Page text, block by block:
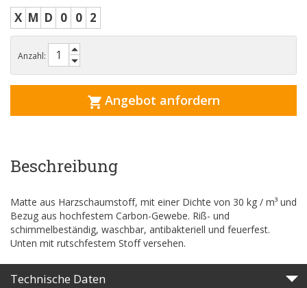
X M D 0 0 2
Anzahl:
Angebot anfordern
Beschreibung
Matte aus Harzschaumstoff, mit einer Dichte von 30 kg / m³ und
Bezug aus hochfestem Carbon-Gewebe. Riß- und
schimmelbeständig, waschbar, antibakteriell und feuerfest.
Unten mit rutschfestem Stoff versehen.
Technische Daten